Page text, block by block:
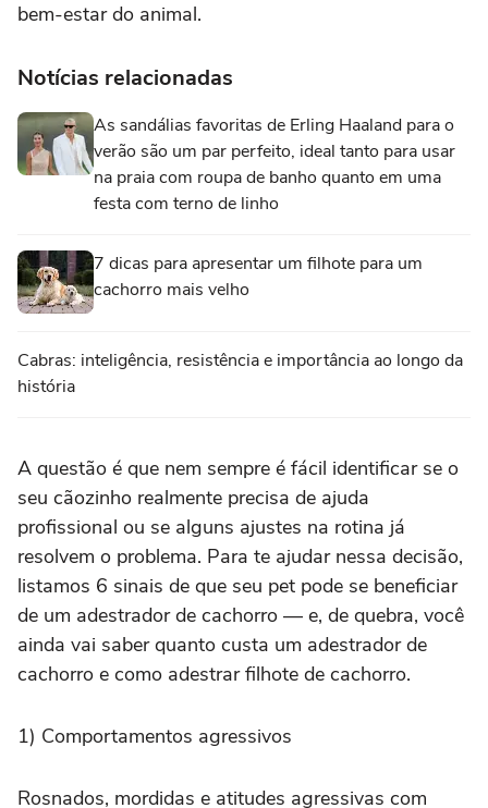
bem-estar do animal.
Notícias relacionadas
As sandálias favoritas de Erling Haaland para o
verão são um par perfeito, ideal tanto para usar
na praia com roupa de banho quanto em uma
festa com terno de linho
7 dicas para apresentar um filhote para um
cachorro mais velho
Cabras: inteligência, resistência e importância ao longo da
história
A questão é que nem sempre é fácil identificar se o
seu cãozinho realmente precisa de ajuda
profissional ou se alguns ajustes na rotina já
resolvem o problema. Para te ajudar nessa decisão,
listamos 6 sinais de que seu pet pode se beneficiar
de um adestrador de cachorro — e, de quebra, você
ainda vai saber quanto custa um adestrador de
cachorro e como adestrar filhote de cachorro.
1) Comportamentos agressivos
Rosnados, mordidas e atitudes agressivas com